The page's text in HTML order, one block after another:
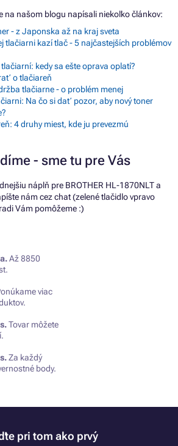
na našom blogu napísali niekoľko článkov:
- z Japonska až na kraj sveta
tlačiarni kazí tlač - 5 najčastejších problémov
kedy sa ešte oprava oplatí?
o tlačiareň
tlačiarne - o problém menej
Na čo si dať pozor, aby nový toner
4 druhy miest, kde ju prevezmú
- sme tu pre Vás
náplň pre BROTHER HL-1870NLT a
nám cez chat (zelené tlačidlo vpravo
Vám pomôžeme :)
Až 8850
viac
Tovar môžete
Za každý
body.
pri tom ako prvý